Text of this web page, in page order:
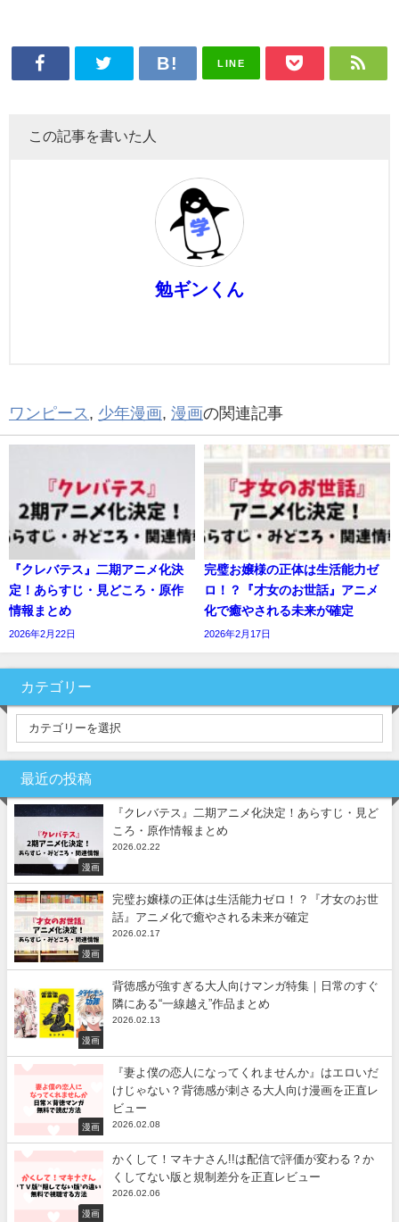
LINE
この記事を書いた人
勉ギンくん
ワンピース , 少年漫画, 漫画の関連記事
『クレバテス』二期アニメ化決
定！あらすじ・見どころ・原作
情報まとめ
2026年2月22日
完璧お嬢様の正体は生活能力ゼ
ロ！？『才女のお世話』アニメ
化で癒やされる未来が確定
2026年2月17日
カテゴリー
最近の投稿
漫画
『クレバテス』二期アニメ化決定！あらすじ・見ど
ころ・原作情報まとめ
2026.02.22
漫画
完璧お嬢様の正体は生活能力ゼロ！？『才女のお世
話』アニメ化で癒やされる未来が確定
2026.02.17
漫画
背徳感が強すぎる大人向けマンガ特集｜日常のすぐ
隣にある“一線越え”作品まとめ
2026.02.13
漫画
『妻よ僕の恋人になってくれませんか』はエロいだ
けじゃない？背徳感が刺さる大人向け漫画を正直レ
ビュー
2026.02.08
漫画
かくして！マキナさん!!は配信で評価が変わる？か
くしてない版と規制差分を正直レビュー
2026.02.06